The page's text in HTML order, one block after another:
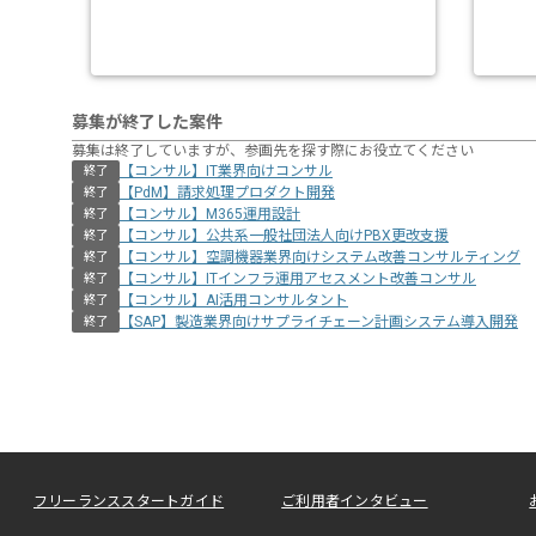
募集が終了した案件
募集は終了していますが、参画先を探す際にお役立てください
終了 【コンサル】IT業界向けコンサル
終了 【PdM】請求処理プロダクト開発
終了 【コンサル】M365運用設計
終了 【コンサル】公共系一般社団法人向けPBX更改支援
終了 【コンサル】空調機器業界向けシステム改善コンサルティング
終了 【コンサル】ITインフラ運用アセスメント改善コンサル
終了 【コンサル】AI活用コンサルタント
終了 【SAP】製造業界向けサプライチェーン計画システム導入開発
フリーランススタートガイド ご利用者インタビュー